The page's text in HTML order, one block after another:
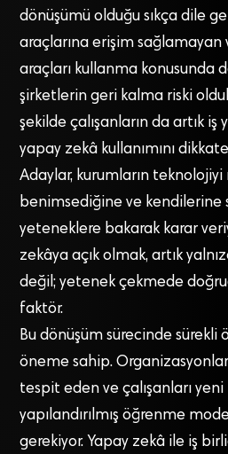
dönüşümü olduğu sıkça dile
araçlarına erişim sağlamayan
araçları kullanma konusunda
şirketlerin geri kalma riski
şekilde çalışanların da artık
yapay zekâ kullanımını
Adaylar, kurumların
benimsediğine ve kendilerine
yeteneklere bakarak karar
zekâya açık olmak, artık
değil; yetenek çekmede
faktör.
Bu dönüşüm sürecinde sürekli
öneme sahip.
tespit eden ve çalışanları
yapılandırılmış öğrenme
gerekiyor. Yapay zekâ ile iş